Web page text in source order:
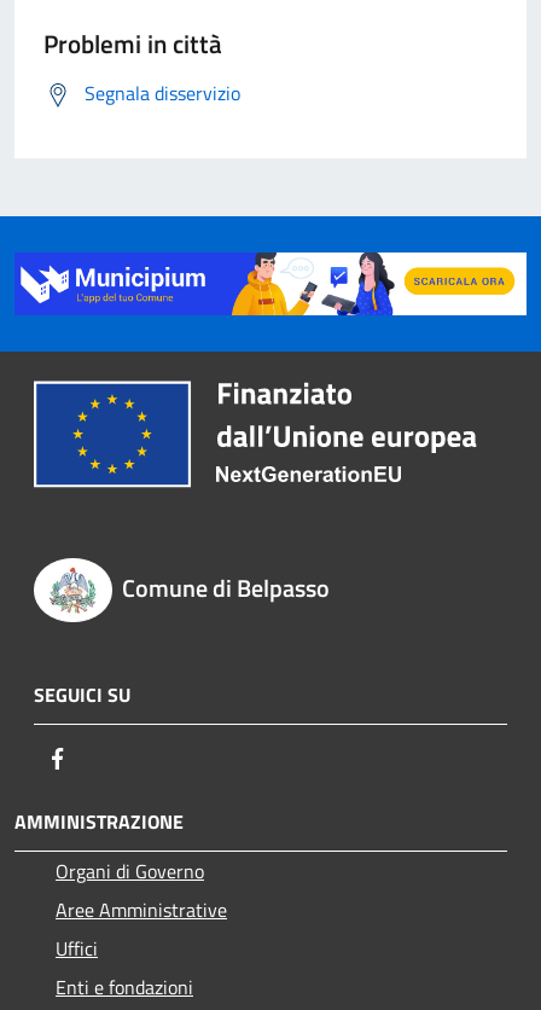
Problemi in città
Segnala disservizio
Comune di Belpasso
SEGUICI SU
AMMINISTRAZIONE
Organi di Governo
Aree Amministrative
Uffici
Enti e fondazioni